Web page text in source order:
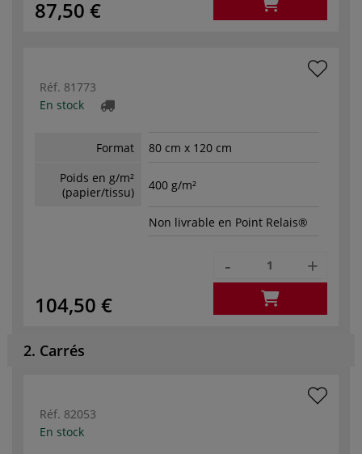
87,50 €
Réf. 81773
En stock
Format
80 cm x 120 cm
Poids en g/m²
(papier/tissu)
400 g/m²
Non livrable en Point Relais®
104,50 €
- +
2. Carrés
Réf. 82053
En stock